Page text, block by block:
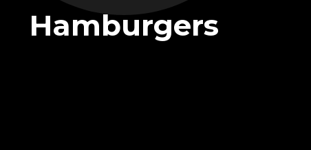
Hamburgers